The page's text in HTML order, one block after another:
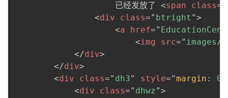
                    已经发放了
<span class=
<div class=" btright ">
<a href="
<img src="
</div>
</div>
<div class=" dh3" style="margin :
0
<div class=" dhwz ">